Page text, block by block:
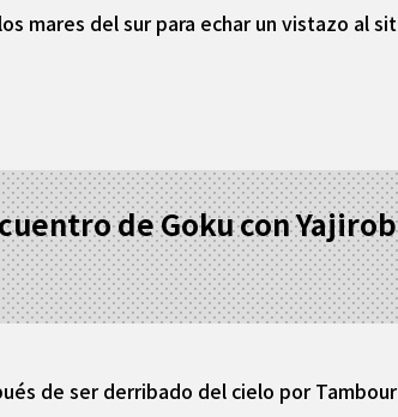
mares del sur para echar un vistazo al
de Goku con
de ser derribado del cielo por